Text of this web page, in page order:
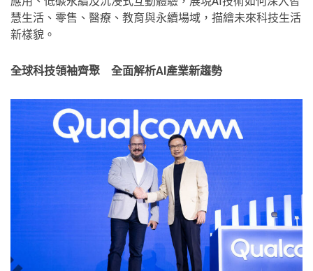
慧生活、零售、醫療、教育與永續場域，描繪未來科技生活
新樣貌。
全球科技領袖齊聚 全面解析AI 產業新趨勢